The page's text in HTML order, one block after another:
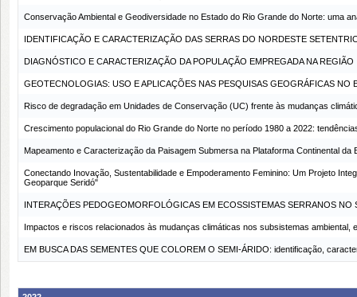
Conservação Ambiental e Geodiversidade no Estado do Rio Grande do Norte: uma
IDENTIFICAÇÃO E CARACTERIZAÇÃO DAS SERRAS DO NORDESTE
DIAGNÓSTICO E CARACTERIZAÇÃO DA POPULAÇÃO EMPREGADA NA
GEOTECNOLOGIAS: USO E APLICAÇÕES NAS PESQUISAS GEOGRÁFICAS NO
Risco de degradação em Unidades de Conservação (UC) frente às mudanças
Crescimento populacional do Rio Grande do Norte no período 1980 a 2022:
Mapeamento e Caracterização da Paisagem Submersa na Plataforma Continental da
Conectando Inovação, Sustentabilidade e Empoderamento Feminino: Um Projeto
Geoparque Seridó"
INTERAÇÕES PEDOGEOMORFOLÓGICAS EM ECOSSISTEMAS SERRANOS NO
Impactos e riscos relacionados às mudanças climáticas nos subsistemas
EM BUSCA DAS SEMENTES QUE COLOREM O SEMI-ÁRIDO: identificação,